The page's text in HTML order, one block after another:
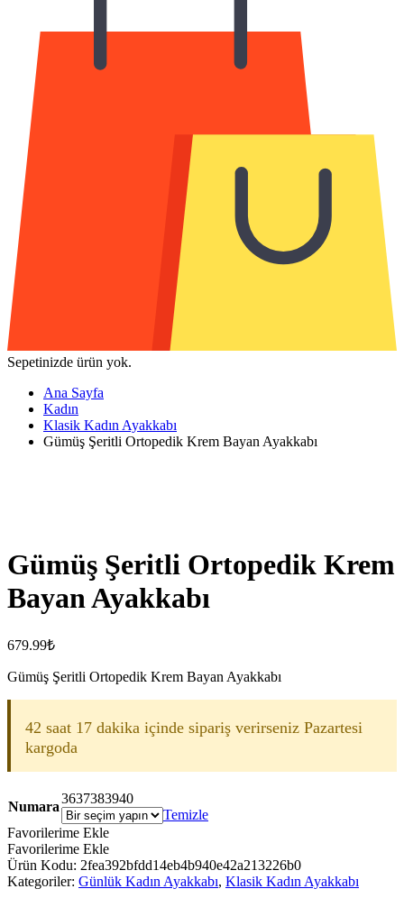
Sepetinizde ürün yok.
Ana Sayfa
Kadın
Klasik Kadın Ayakkabı
Gümüş Şeritli Ortopedik Krem Bayan Ayakkabı
Gümüş Şeritli Ortopedik Krem
Bayan Ayakkabı
679.99₺
Gümüş Şeritli Ortopedik Krem Bayan Ayakkabı
42 saat 17 dakika içinde sipariş verirseniz Pazartesi
kargoda
Numara
3637383940
Temizle
Favorilerime Ekle
Favorilerime Ekle
Ürün Kodu: 2fea392bfdd14eb4b940e42a213226b0
Kategoriler: Günlük Kadın Ayakkabı, Klasik Kadın Ayakkabı